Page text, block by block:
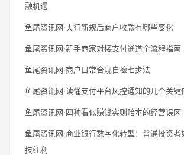
融机遇
鱼尾资讯网·央行新规后商户收款有哪些变化
鱼尾资讯网·新手商家对接支付通道全流程指南
鱼尾资讯网·商户日常合规自检七步法
鱼尾资讯网·读懂支付平台风控通知的几个关键
鱼尾资讯网·四种看似赚钱实则赔本的经营误区
鱼尾资讯网·商业银行数字化转型：普通投资
技红利